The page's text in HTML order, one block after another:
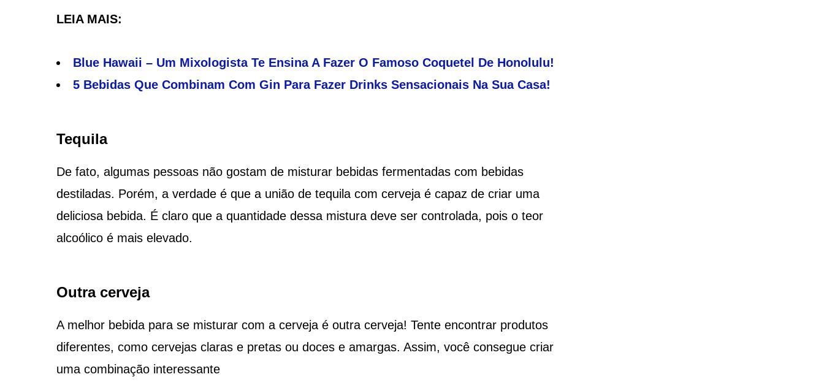
LEIA MAIS:
Blue Hawaii – Um Mixologista Te Ensina A Fazer O Famoso Coquetel De Honolulu!
5 Bebidas Que Combinam Com Gin Para Fazer Drinks Sensacionais Na Sua Casa!
Tequila
De fato, algumas pessoas não gostam de misturar bebidas fermentadas com bebidas
destiladas. Porém, a verdade é que a união de tequila com cerveja é capaz de criar uma
deliciosa bebida. É claro que a quantidade dessa mistura deve ser controlada, pois o teor
alcoólico é mais elevado.
Outra cerveja
A melhor bebida para se misturar com a cerveja é outra cerveja! Tente encontrar produtos
diferentes, como cervejas claras e pretas ou doces e amargas. Assim, você consegue criar
uma combinação interessante